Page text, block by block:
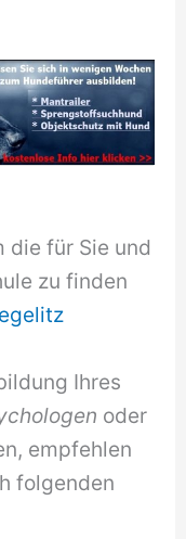
die für Sie und
zu finden
Ihres
oder
empfehlen
folgenden